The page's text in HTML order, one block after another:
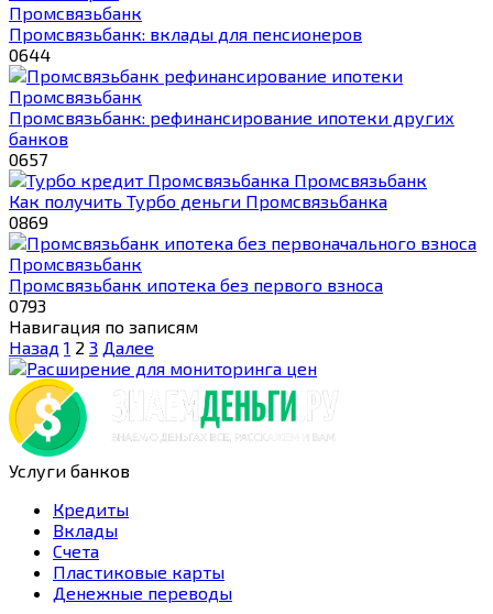
Промсвязьбанк
Промсвязьбанк: вклады для пенсионеров
0644
Промсвязьбанк
Промсвязьбанк: рефинансирование ипотеки других
банков
0657
Промсвязьбанк
Как получить Турбо деньги Промсвязьбанка
0869
Промсвязьбанк
Промсвязьбанк ипотека без первого взноса
0793
Навигация по записям
Назад 1 2 3 Далее
Услуги банков
Кредиты
Вклады
Счета
Пластиковые карты
Денежные переводы